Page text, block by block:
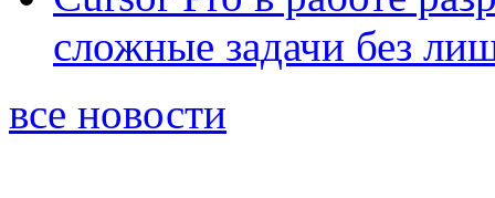
сложные задачи без
все новости